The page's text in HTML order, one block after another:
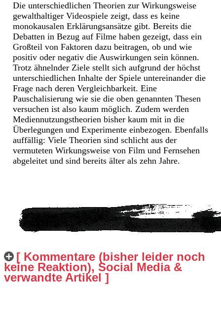
Die unterschiedlichen Theorien zur Wirkungsweise
gewalthaltiger Videospiele zeigt, dass es keine
monokausalen Erklärungsansätze gibt. Bereits die
Debatten in Bezug auf Filme haben gezeigt, dass ein
Großteil von Faktoren dazu beitragen, ob und wie
positiv oder negativ die Auswirkungen sein können.
Trotz ähnelnder Ziele stellt sich aufgrund der höchst
unterschiedlichen Inhalte der Spiele untereinander die
Frage nach deren Vergleichbarkeit. Eine
Pauschalisierung wie sie die oben genannten Thesen
versuchen ist also kaum möglich. Zudem werden
Mediennutzungstheorien bisher kaum mit in die
Überlegungen und Experimente einbezogen. Ebenfalls
auffällig: Viele Theorien sind schlicht aus der
vermuteten Wirkungsweise von Film und Fernsehen
abgeleitet und sind bereits älter als zehn Jahre.
[ Kommentare (bisher leider noch
keine Reaktion), Social Media &
verwandte Artikel ]